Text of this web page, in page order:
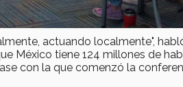
actuando localmente",
México tiene 124 millones de
con la que comenzó la